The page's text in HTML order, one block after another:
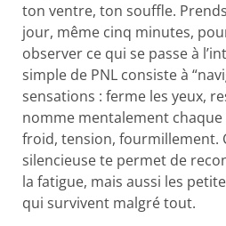
ton ventre, ton souffle.
jour, même cinq minutes,
observer ce qui se passe à
simple de PNL consiste à
sensations : ferme les yeux,
nomme mentalement
froid, tension, fourmillement.
silencieuse te permet de
la fatigue, mais aussi les
qui survivent malgré tout.